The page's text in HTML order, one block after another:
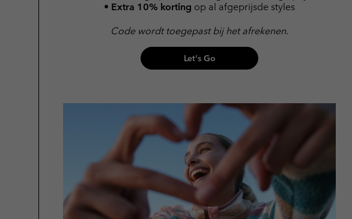
• Extra 10% korting op al afgeprijsde styles
Code wordt toegepast bij het afrekenen.
Let's Go